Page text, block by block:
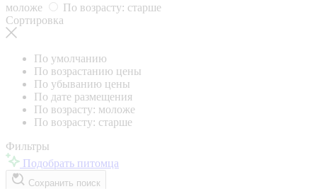
моложе
По возрасту: старше
Сортировка
По умолчанию
По возрастанию цены
По убыванию цены
По дате размещения
По возрасту: моложе
По возрасту: старше
Фильтры
Подобрать питомца
Сохранить поиск